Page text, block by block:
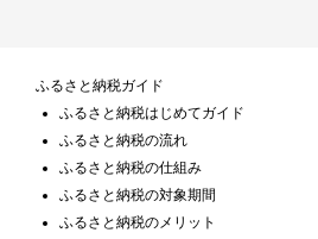
ふるさと納税ガイド
ふるさと納税はじめてガイド
ふるさと納税の流れ
ふるさと納税の仕組み
ふるさと納税の対象期間
ふるさと納税のメリット